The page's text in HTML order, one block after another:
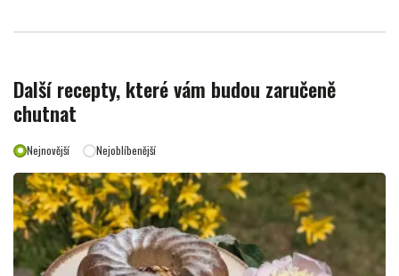
Další recepty, které vám budou zaručeně
chutnat
Nejnovější Nejoblíbenější